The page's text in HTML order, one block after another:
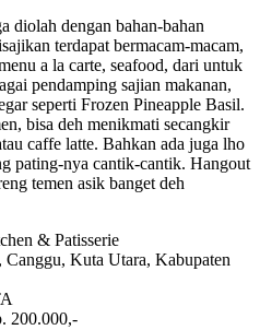
diolah dengan bahan-bahan
terdapat bermacam-macam,
a la carte, seafood, dari untuk
pendamping sajian makanan,
seperti Frozen Pineapple Basil.
bisa deh menikmati secangkir
caffe latte. Bahkan ada juga lho
pating-nya cantik-cantik. Hangout
temen asik banget deh
& Patisserie
Canggu, Kuta Utara, Kabupaten
200.000,-